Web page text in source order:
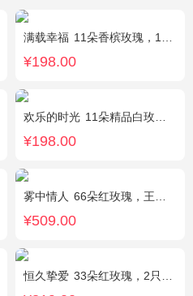
满载幸福 11朵香槟玫瑰，1支白色多头香水百合，搭配桔梗、黄莺。
¥198.00
欢乐的时光 11朵精品白玫瑰，搭配适量黄莺，随机赠送1只可爱小熊。
¥198.00
雾中情人 66朵红玫瑰，王冠，灯带
¥509.00
恒久挚爱 33朵红玫瑰，2只可爱小熊，相思豆搭配